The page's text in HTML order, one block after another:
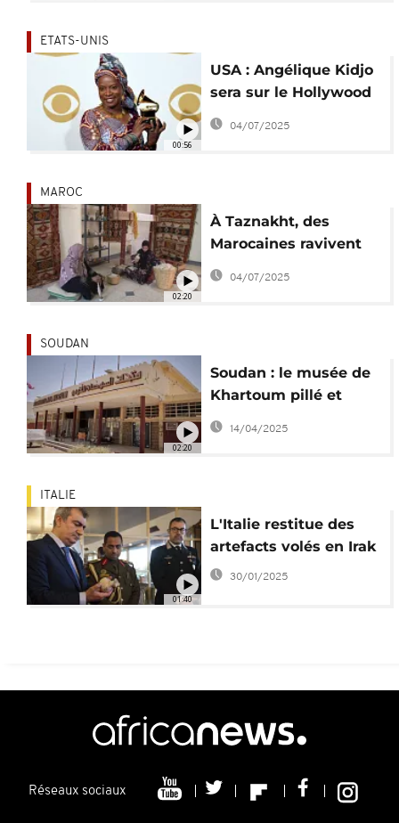
00:56
ETATS-UNIS
USA : Angélique Kidjo
sera sur le Hollywood
Walk of Fame en 2026
04/07/2025
02:20
MAROC
À Taznakht, des
Marocaines ravivent
l’héritage du tapis
Ouaouzguit
04/07/2025
02:20
SOUDAN
Soudan : le musée de
Khartoum pillé et
détruit après 2 ans de
guerre
14/04/2025
01:40
ITALIE
L'Italie restitue des
artefacts volés en Irak
30/01/2025
Réseaux sociaux